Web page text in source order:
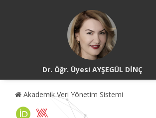
Dr. Öğr. Üyesi AYŞEGÜL DİNÇ
Akademik Veri Yönetim Sistemi